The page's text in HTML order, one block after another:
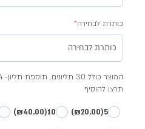
כותרת לבחירה*
תרצו להוסיף
5
(₪20.00)
10
(₪40.00)
לוח
הולדת